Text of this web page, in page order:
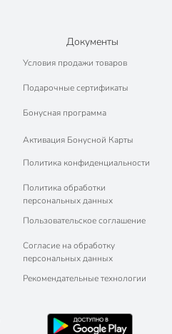
Документы
Условия продажи товаров
Подарочные сертификаты
Бонусная программа
Активация Бонусной Карты
Политика конфиденциальности
Политика обработки
персональных данных
Пользовательское соглашение
Согласие на обработку
персональных данных
Рекомендательные технологии